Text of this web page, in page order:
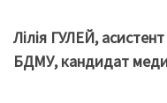
Лілія ГУЛЕЙ,
БДМУ, кандидат